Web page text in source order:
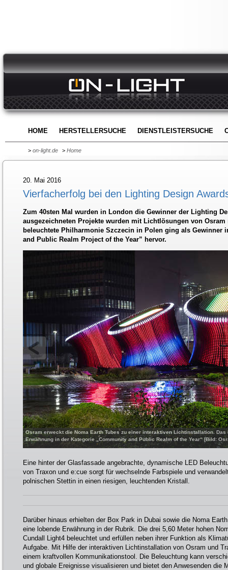
HOME HERSTELLERSUCHE DIENSTLEISTERSUCHE
> on-light.de > Home
20. Mai 2016
Vierfacherfolg bei den Lighting Design
Zum 40sten Mal wurden in London die Gewinner der Lighting
ausgezeichneten Projekte wurden mit Lichtlösungen von
beleuchtete Philharmonie Szczecin in Polen ging als Gewinner
and Public Realm Project of the Year” hervor.
Osram erweckt die Noma Earth Tubes zu einer interaktiven Lichtinstallation.
Erwähnung in der Kategorie „Community and Public Realm of the Year“ [Bild:
Eine hinter der Glasfassade angebrachte, dynamische LED
von Traxon und e:cue sorgt für wechselnde Farbspiele und
polnischen Stettin in einen riesigen, leuchtenden Kristall.
Darüber hinaus erhielten der Box Park in Dubai sowie die Noma
eine lobende Erwähnung in der Rubrik. Die drei 5,60 Meter hohen
Cundall Light4 beleuchtet und erfüllen neben ihrer Funktion als
Aufgabe. Mit Hilfe der interaktiven Lichtinstallation von Osram und
einem kraftvollen Kommunikationstool. Die Beleuchtung kann
und globale Ereignisse visualisieren und bietet den Anwesenden die